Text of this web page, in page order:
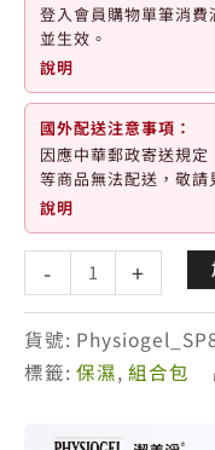
登入會員購物單筆消
並生效。
說明
國外配送注意事項：
因應中華郵政寄送規
等商品無法配送，敬請
說明
-
美
淨
層
脂
+
貨號:
標籤: 保濕, 組合包